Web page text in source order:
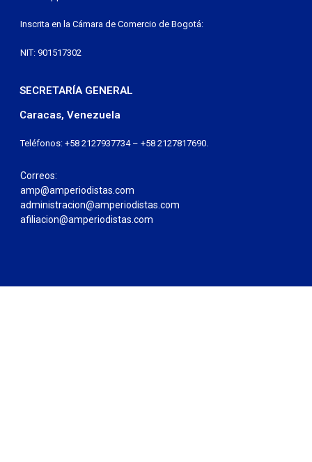
Inscrita en la Cámara de Comercio de Bogotá:
NIT: 901517302
SECRETARÍA GENERAL
Caracas, Venezuela
Teléfonos: +58 2127937734 – +58 2127817690.
Correos:
amp@amperiodistas.com
administracion@amperiodistas.com
afiliacion@amperiodistas.com